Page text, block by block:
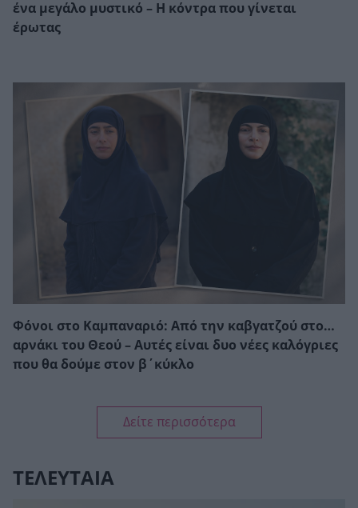
ένα μεγάλο μυστικό – Η κόντρα που γίνεται
έρωτας
Φόνοι στο Καμπαναριό: Από την καβγατζού στο…
αρνάκι του Θεού – Αυτές είναι δυο νέες καλόγριες
που θα δούμε στον β΄κύκλο
Δείτε περισσότερα
ΤΕΛΕΥΤΑΙΑ